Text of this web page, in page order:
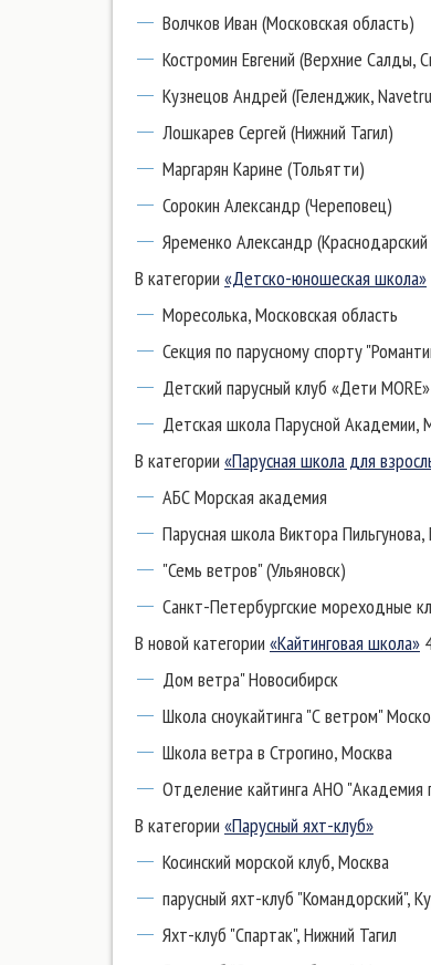
Волчков Иван (Московская область)
Костромин Евгений (Верхние Салды,
Кузнецов Андрей (Геленджик,
Лошкарев Сергей (Нижний Тагил)
Маргарян Карине (Тольятти)
Сорокин Александр (Череповец)
Яременко Александр
В категории «Детско-юношеская школа»
Моресолька, Московская область
Секция по парусному спорту
Детский парусный клуб «Дети
Детская школа Парусной Академии,
В категории «Парусная школа для
АБС Морская академия
Парусная школа Виктора
"Семь ветров" (Ульяновск)
Санкт-Петербургские мореходные
В новой категории «Кайтинговая школа»
Дом ветра" Новосибирск
Школа сноукайтинга "С ветром"
Школа ветра в Строгино, Москва
Отделение кайтинга АНО "Академия
В категории «Парусный яхт-клуб»
Косинский морской клуб, Москва
парусный яхт-клуб "Командорский",
Яхт-клуб "Спартак", Нижний Тагил